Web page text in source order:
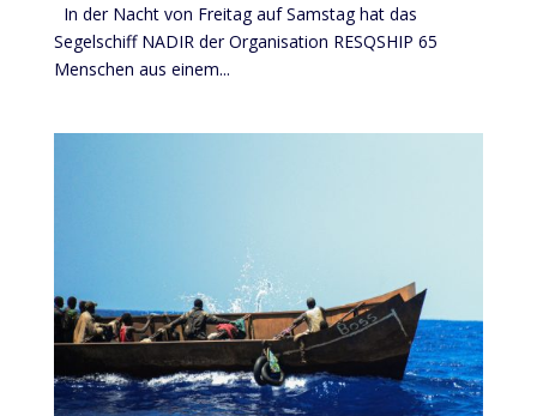
In der Nacht von Freitag auf Samstag hat das
Segelschiff NADIR der Organisation RESQSHIP 65
Menschen aus einem...